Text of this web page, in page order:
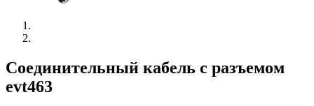
Соединительный кабель с разъемом
evt463